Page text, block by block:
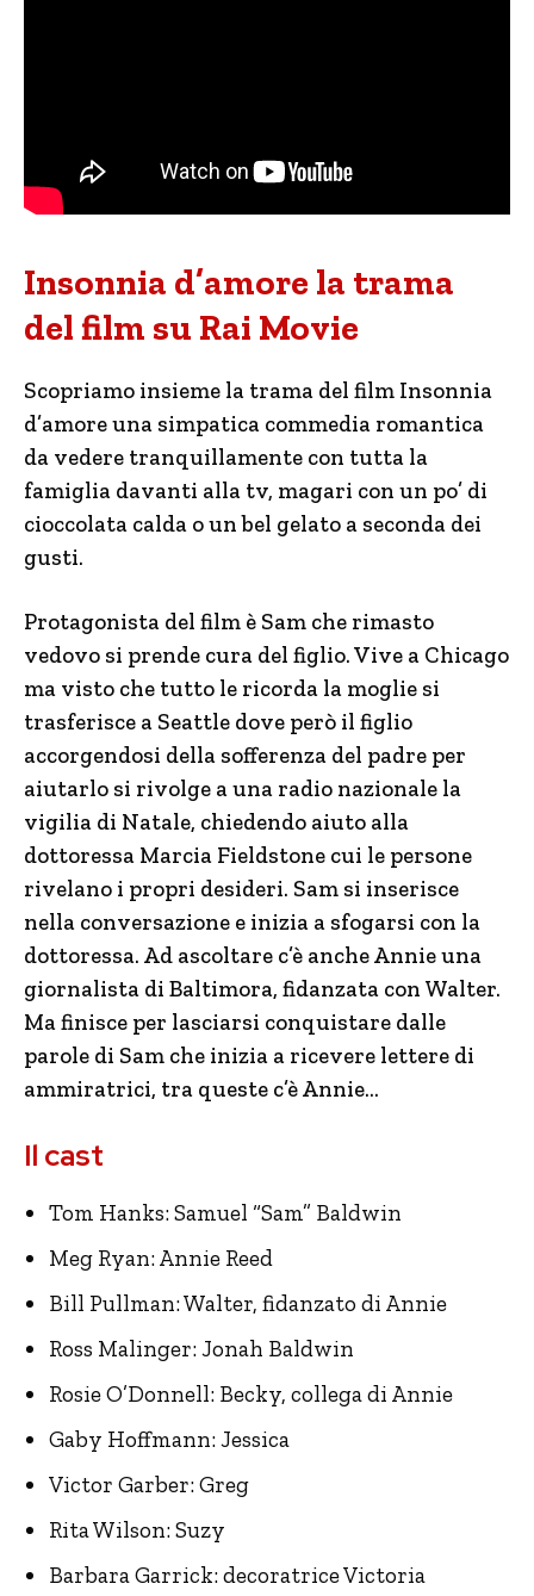
Insonnia d’amore la trama
del film su Rai Movie
Scopriamo insieme la trama del film Insonnia
d’amore una simpatica commedia romantica
da vedere tranquillamente con tutta la
famiglia davanti alla tv, magari con un po’ di
cioccolata calda o un bel gelato a seconda dei
gusti.
Protagonista del film è Sam che rimasto
vedovo si prende cura del figlio. Vive a Chicago
ma visto che tutto le ricorda la moglie si
trasferisce a Seattle dove però il figlio
accorgendosi della sofferenza del padre per
aiutarlo si rivolge a una radio nazionale la
vigilia di Natale, chiedendo aiuto alla
dottoressa Marcia Fieldstone cui le persone
rivelano i propri desideri. Sam si inserisce
nella conversazione e inizia a sfogarsi con la
dottoressa. Ad ascoltare c’è anche Annie una
giornalista di Baltimora, fidanzata con Walter.
Ma finisce per lasciarsi conquistare dalle
parole di Sam che inizia a ricevere lettere di
ammiratrici, tra queste c’è Annie…
Il cast
Tom Hanks: Samuel “Sam” Baldwin
Meg Ryan: Annie Reed
Bill Pullman: Walter, fidanzato di Annie
Ross Malinger: Jonah Baldwin
Rosie O’Donnell: Becky, collega di Annie
Gaby Hoffmann: Jessica
Victor Garber: Greg
Rita Wilson: Suzy
Barbara Garrick: decoratrice Victoria